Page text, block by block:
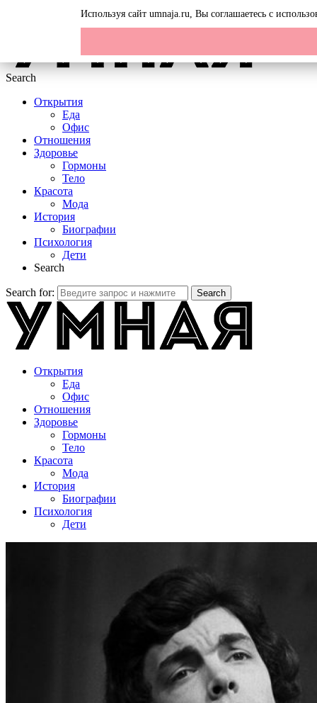
Search
Открытия
Еда
Офис
Отношения
Здоровье
Гормоны
Тело
Красота
Мода
История
Биографии
Психология
Дети
Search
Search for: Search
Открытия
Еда
Офис
Отношения
Здоровье
Гормоны
Тело
Красота
Мода
История
Биографии
Психология
Дети
Используя сайт umnaja.ru, Вы соглашаетесь с